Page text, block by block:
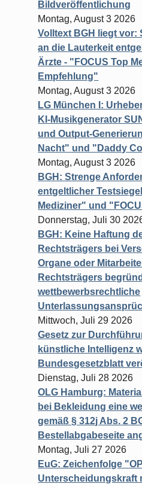
Bildveröffentlichung
Montag, August 3 2026
Volltext BGH liegt vor:
an die Lauterkeit
Ärzte - "FOCUS Top
Empfehlung"
Montag, August 3 2026
LG München I:
KI-Musikgenerator
und Output-
Nacht" und "Daddy
Montag, August 3 2026
BGH: Strenge
entgeltlicher
Mediziner" und
Donnerstag, Juli 30
BGH: Keine Haftung
Rechtsträgers bei
Organe oder
Rechtsträgers
wettbewerbsrechtliche
Mittwoch, Juli 29 2026
Gesetz zur
künstliche Intelligenz
Bundesgesetzblatt
Dienstag, Juli 28 2026
OLG Hamburg:
bei Bekleidung eine
gemäß § 312j Abs. 2
Bestellabgabeseite
Montag, Juli 27 2026
EuG: Zeichenfolge
Unterscheidungskraft